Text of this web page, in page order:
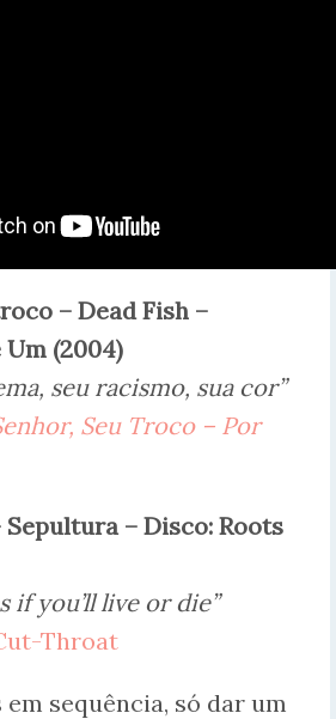
– Dead Fish –
Um (2004)
seu racismo, sua cor”
Seu Troco – Por
Sepultura – Disco: Roots
if you’ll live or die”
Throat
sequência, só dar um